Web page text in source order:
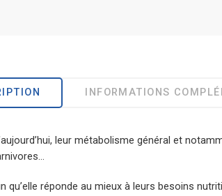
INFORMATIONS
leur métabolisme général et
réponde au mieux à leurs besoins